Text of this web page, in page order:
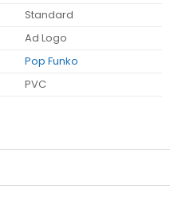
Standard
Ad Logo
Pop Funko
PVC